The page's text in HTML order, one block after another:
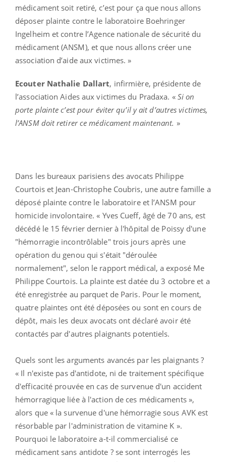
médicament soit retiré, c’est pour ça que nous allons
déposer plainte contre le laboratoire Boehringer
Ingelheim et contre l’Agence nationale de sécurité du
médicament (ANSM), et que nous allons créer une
association d’aide aux victimes. »
Ecouter Nathalie Dallart, infirmière, présidente de
l’association Aides aux victimes du Pradaxa. « Si on
porte plainte c’est pour éviter qu’il y ait d’autres victimes,
l’ANSM doit retirer ce médicament maintenant. »
Dans les bureaux parisiens des avocats Philippe
Courtois et Jean-Christophe Coubris, une autre famille a
déposé plainte contre le laboratoire et l’ANSM pour
homicide involontaire. « Yves Cueff, âgé de 70 ans, est
décédé le 15 février dernier à l'hôpital de Poissy d'une
"hémorragie incontrôlable" trois jours après une
opération du genou qui s'était "déroulée
normalement", selon le rapport médical, a exposé Me
Philippe Courtois. La plainte est datée du 3 octobre et a
été enregistrée au parquet de Paris. Pour le moment,
quatre plaintes ont été déposées ou sont en cours de
dépôt, mais les deux avocats ont déclaré avoir été
contactés par d'autres plaignants potentiels.
Quels sont les arguments avancés par les plaignants ?
« Il n'existe pas d'antidote, ni de traitement spécifique
d'efficacité prouvée en cas de survenue d'un accident
hémorragique liée à l'action de ces médicaments »,
alors que « la survenue d'une hémorragie sous AVK est
résorbable par l'administration de vitamine K ».
Pourquoi le laboratoire a-t-il commercialisé ce
médicament sans antidote ? se sont interrogés les